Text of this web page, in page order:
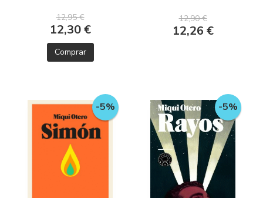
12,95 €
12,30 €
Comprar
12,90 €
12,26 €
-5% -5%